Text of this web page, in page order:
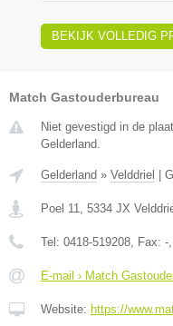
BEKIJK VOLLEDIG
Match Gastouderbureau
Niet gevestigd in de
Gelderland.
Gelderland » Velddriel
Poel 11, 5334 JX
Tel: 0418-519208, Fax: -
E-mail › Match
Website: https://